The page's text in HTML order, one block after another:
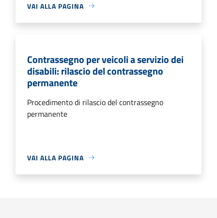
VAI ALLA PAGINA
Contrassegno per veicoli a servizio dei
disabili: rilascio del contrassegno
permanente
Procedimento di rilascio del contrassegno
permanente
VAI ALLA PAGINA